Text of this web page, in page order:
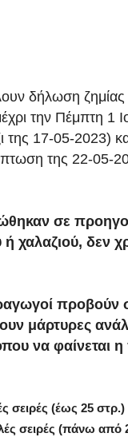
δήλωση ζημίας
την Πέμπτη 1
17-05-2023)
της 22-05-
σε
χαλαζιού, δεν
προβούν
μάρτυρες
να φαίνεται
σειρές (έως 25 στρ.)
σειρές (πάνω από